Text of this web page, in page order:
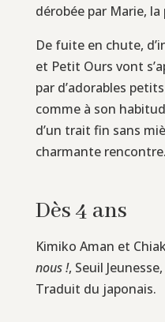
dérobée par Marie,
De fuite en chute,
et Petit Ours vont
par d’adorables
comme à son
d’un trait fin sans
charmante rencontre.
Dès 4 ans
Kimiko Aman et
nous !, Seuil
Traduit du japonais.